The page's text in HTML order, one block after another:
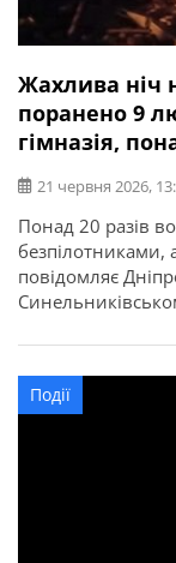
Жахлива ніч
поранено 9
гімназія,
21 червня 2026,
Понад 20 разів
безпілотниками,
повідомляє
Внаслідок атаки
людина. Горів
вдарили КАБом.
Зруйнована
Події